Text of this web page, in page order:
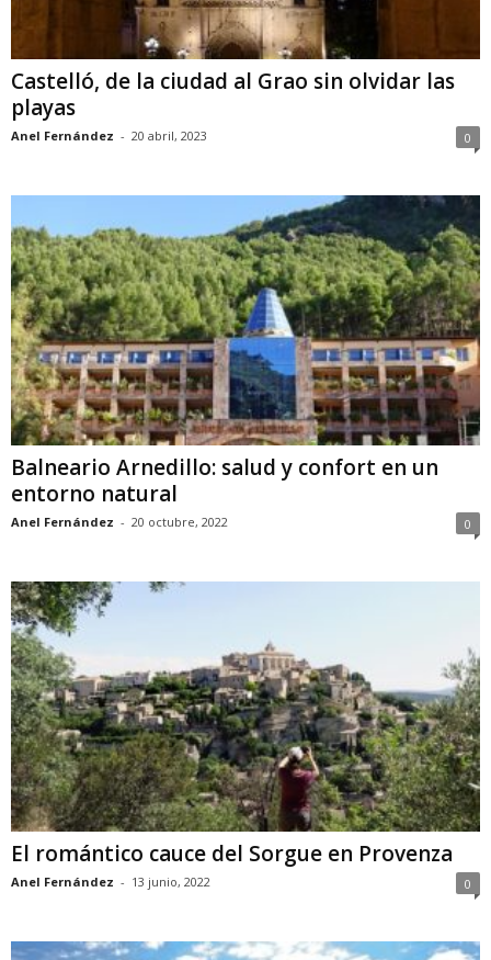
Castelló, de la ciudad al Grao sin olvidar las
playas
Anel Fernández - 20 abril, 2023 0
Balneario Arnedillo: salud y confort en un
entorno natural
Anel Fernández - 20 octubre, 2022 0
El romántico cauce del Sorgue en Provenza
Anel Fernández - 13 junio, 2022 0